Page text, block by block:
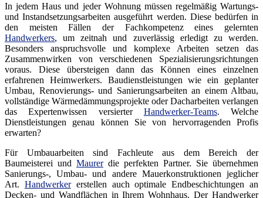
In jedem Haus und jeder Wohnung müssen regelmäßig Wartungs-
und Instandsetzungsarbeiten ausgeführt werden. Diese bedürfen in
den meisten Fällen der Fachkompetenz eines gelernten
Handwerkers, um zeitnah und zuverlässig erledigt zu werden.
Besonders anspruchsvolle und komplexe Arbeiten setzen das
Zusammenwirken von verschiedenen Spezialisierungsrichtungen
voraus. Diese übersteigen dann das Können eines einzelnen
erfahrenen Heimwerkers. Baudienstleistungen wie ein geplanter
Umbau, Renovierungs- und Sanierungsarbeiten an einem Altbau,
vollständige Wärmedämmungsprojekte oder Dacharbeiten verlangen
das Expertenwissen versierter Handwerker-Teams. Welche
Dienstleistungen genau können Sie von hervorragenden Profis
erwarten?
Für Umbauarbeiten sind Fachleute aus dem Bereich der
Baumeisterei und Maurerdie perfekten Partner. Sie übernehmen
Sanierungs-, Umbau- und andere Mauerkonstruktionen jeglicher
Art. Handwerkererstellen auch optimale Endbeschichtungen an
Decken- und Wandflächen in Ihrem Wohnhaus. Der Handwerker